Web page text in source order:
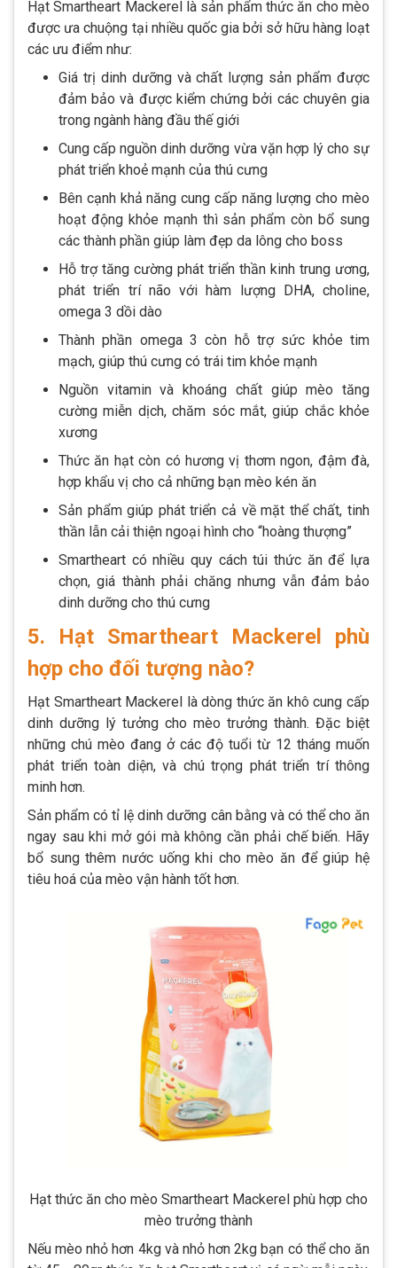
Hạt Smartheart Mackerel là sản phẩm thức ăn cho mèo
được ưa chuộng tại nhiều quốc gia bởi sở hữu hàng loạt
các ưu điểm như:
Giá trị dinh dưỡng và chất lượng sản phẩm được
đảm bảo và được kiểm chứng bởi các chuyên gia
trong ngành hàng đầu thế giới
Cung cấp nguồn dinh dưỡng vừa vặn hợp lý cho sự
phát triển khoẻ mạnh của thú cưng
Bên cạnh khả năng cung cấp năng lượng cho mèo
hoạt động khỏe mạnh thì sản phẩm còn bổ sung
các thành phần giúp làm đẹp da lông cho boss
Hỗ trợ tăng cường phát triển thần kinh trung ương,
phát triển trí não với hàm lượng DHA, choline,
omega 3 dồi dào
Thành phần omega 3 còn hỗ trợ sức khỏe tim
mạch, giúp thú cưng có trái tim khỏe mạnh
Nguồn vitamin và khoáng chất giúp mèo tăng
cường miễn dịch, chăm sóc mắt, giúp chắc khỏe
xương
Thức ăn hạt còn có hương vị thơm ngon, đậm đà,
hợp khẩu vị cho cả những bạn mèo kén ăn
Sản phẩm giúp phát triển cả về mặt thể chất, tinh
thần lẫn cải thiện ngoại hình cho “hoàng thượng”
Smartheart có nhiều quy cách túi thức ăn để lựa
chọn, giá thành phải chăng nhưng vẫn đảm bảo
dinh dưỡng cho thú cưng
5. Hạt Smartheart Mackerel phù
hợp cho đối tượng nào?
Hạt Smartheart Mackerel là dòng thức ăn khô cung cấp
dinh dưỡng lý tưởng cho mèo trưởng thành. Đặc biệt
những chú mèo đang ở các độ tuổi từ 12 tháng muốn
phát triển toàn diện, và chú trọng phát triển trí thông
minh hơn.
Sản phẩm có tỉ lệ dinh dưỡng cân bằng và có thể cho ăn
ngay sau khi mở gói mà không cần phải chế biến. Hãy
bổ sung thêm nước uống khi cho mèo ăn để giúp hệ
tiêu hoá của mèo vận hành tốt hơn.
Hạt thức ăn cho mèo Smartheart Mackerel phù hợp cho
mèo trưởng thành
Nếu mèo nhỏ hơn 4kg và nhỏ hơn 2kg bạn có thể cho ăn